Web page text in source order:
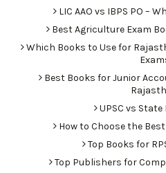
LIC AAO vs IBPS PO –
Best Agriculture Exam
Which Books to Use for
Best Books for Junior
UPSC vs State
How to Choose the Best
Top Books for
Top Publishers for